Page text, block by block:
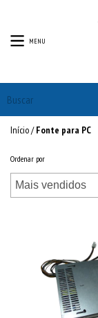
MENU
Início/ Fonte para PC
Ordenar por